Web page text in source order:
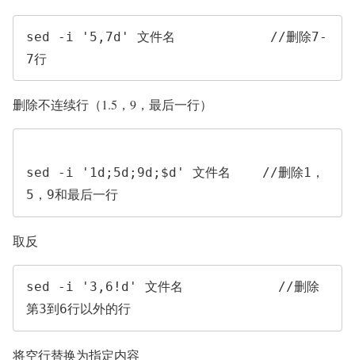
sed -i '5,7d' 文件名            //删除7-
7行
删除不连续行（1.5，9，最后一行）
sed -i '1d;5d;9d;$d' 文件名    //删除1，
5，9和最后一行
取反
sed -i '3,6!d' 文件名            //删除
第3到6行以外的行
将空行替换为指定内容